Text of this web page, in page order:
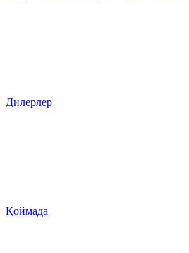
Дилерлер
Қоймада